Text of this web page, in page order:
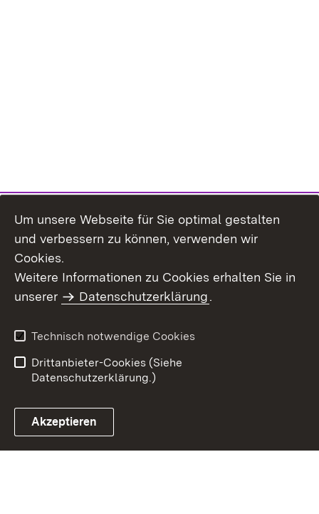
Um unsere Webseite für Sie optimal gestalten
und verbessern zu können, verwenden wir
Cookies.
Weitere Informationen zu Cookies erhalten Sie in
unserer
Datenschutzerklärung.
Technisch notwendige Cookies
Drittanbieter-Cookies (Siehe
Datenschutzerklärung.)
Akzeptieren